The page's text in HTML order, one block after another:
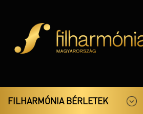
FILHARMÓNIA BÉRLETEK